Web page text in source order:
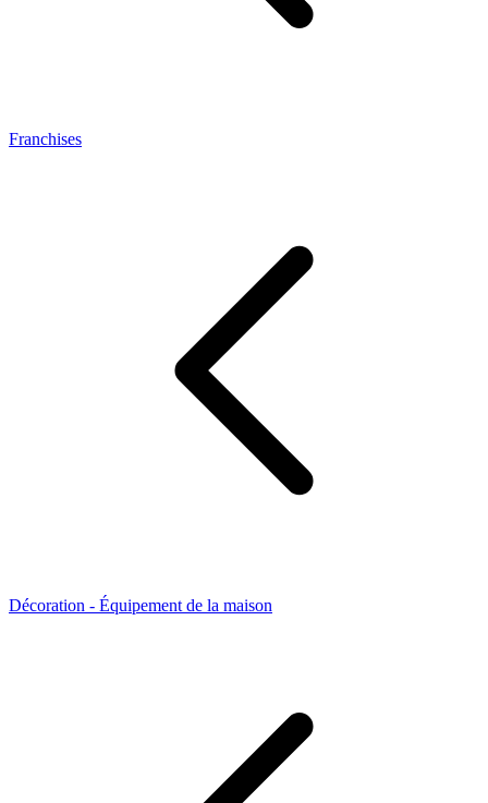
Franchises
Décoration - Équipement de la maison